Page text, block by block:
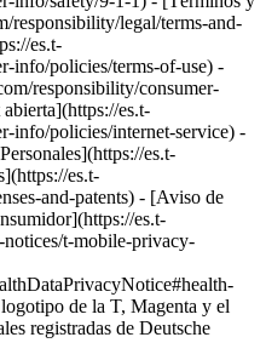
responsibility/legal/terms-and-
es.t-
info/policies/terms-of-use) -
responsibility/consumer-
es.t-
info/policies/internet-service) -
es.t-
es.t-
and-patents) - [Aviso de
es.t-
t-mobile-privacy-
de la T, Magenta y el
registradas de Deutsche